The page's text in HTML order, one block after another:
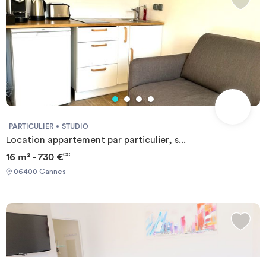
PARTICULIER STUDIO
Location appartement par particulier, s...
16 m² - 730 €CC
06400 Cannes